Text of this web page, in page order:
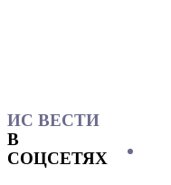
ИС ВЕСТИ
В
СОЦСЕТЯХ